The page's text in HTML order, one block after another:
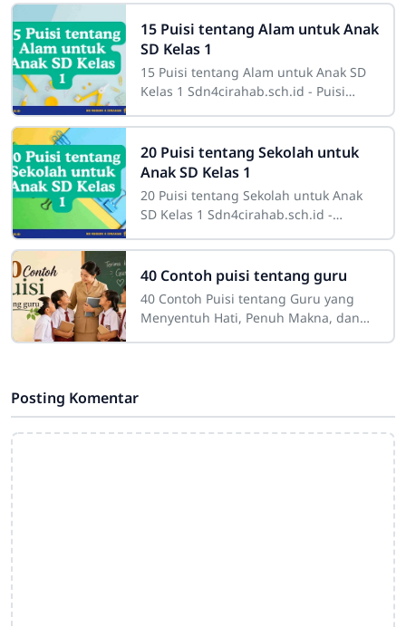
15 Puisi tentang Alam untuk Anak
SD Kelas 1
15 Puisi tentang Alam untuk Anak SD
Kelas 1 Sdn4cirahab.sch.id - Puisi
sastra yang memiliki kekuatan untuk
menyentuh
20 Puisi tentang Sekolah untuk
Anak SD Kelas 1
20 Puisi tentang Sekolah untuk Anak
SD Kelas 1 Sdn4cirahab.sch.id -
dengan pengalaman baru, di mana
anak-anak
40 Contoh puisi tentang guru
40 Contoh Puisi tentang Guru yang
Menyentuh Hati, Penuh Makna, dan
Posting Komentar